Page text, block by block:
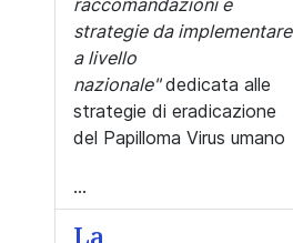
raccomandazioni e
strategie da implementare
a livello
nazionale"dedicata alle
strategie di eradicazione
del Papilloma Virus umano
...